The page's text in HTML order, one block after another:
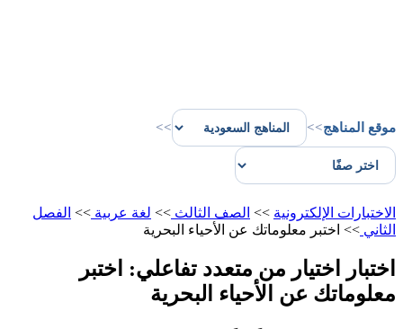
موقع المناهج>>
>>
الاختبارات الإلكترونية >> الصف الثالث >> لغة عربية >> الفصل
الثاني >> اختبر معلوماتك عن الأحياء البحرية
اختبار اختيار من متعدد تفاعلي: اختبر
معلوماتك عن الأحياء البحرية